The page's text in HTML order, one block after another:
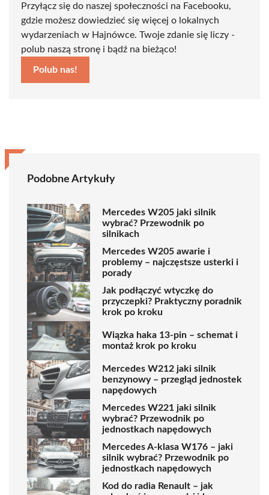
Przyłącz się do naszej społeczności na Facebooku,
gdzie możesz dowiedzieć się więcej o lokalnych
wydarzeniach w Hajnówce. Twoje zdanie się liczy -
polub naszą stronę i bądź na bieżąco!
Polub nas!
Podobne Artykuły
Mercedes W205 jaki silnik
wybrać? Przewodnik po
silnikach
Mercedes W205 awarie i
problemy – najczęstsze usterki i
porady
Jak podłączyć wtyczkę do
przyczepki? Praktyczny poradnik
krok po kroku
Wiązka haka 13-pin – schemat i
montaż krok po kroku
Mercedes W212 jaki silnik
benzynowy – przegląd jednostek
napędowych
Mercedes W221 jaki silnik
wybrać? Przewodnik po
jednostkach napędowych
Mercedes A-klasa W176 – jaki
silnik wybrać? Przewodnik po
jednostkach napędowych
Kod do radia Renault – jak